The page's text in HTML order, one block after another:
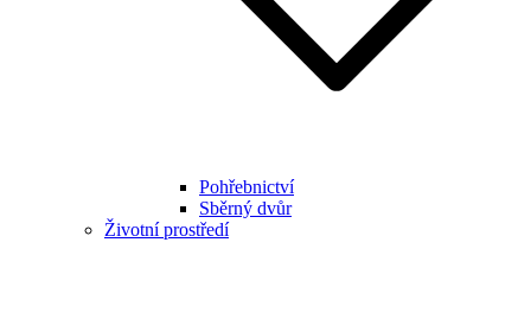
Pohřebnictví
Sběrný dvůr
Životní prostředí